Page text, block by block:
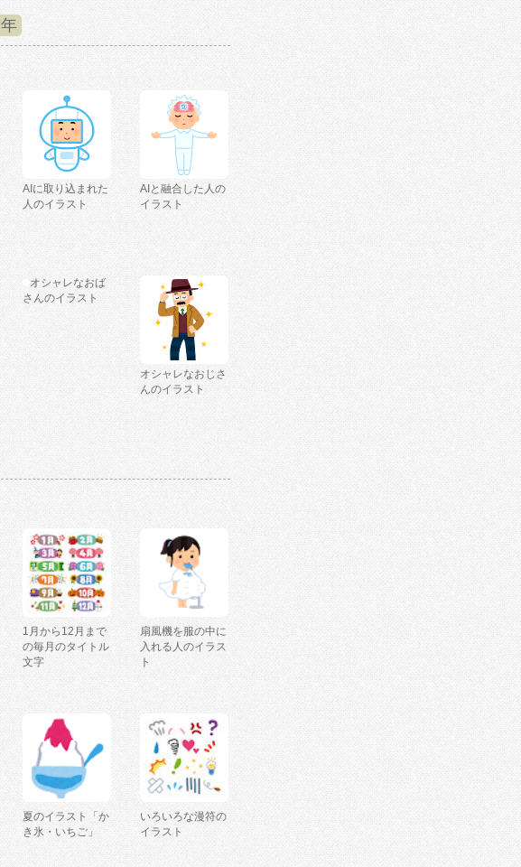
AIに取り込まれた
人のイラスト
AIと融合した人の
イラスト
オシャレなおば
さんのイラスト
オシャレなおじさ
んのイラスト
1月から12月まで
の毎月のタイトル
文字
扇風機を服の中に
入れる人のイラス
ト
夏のイラスト「か
き氷・いちご」
いろいろな漫符の
イラスト